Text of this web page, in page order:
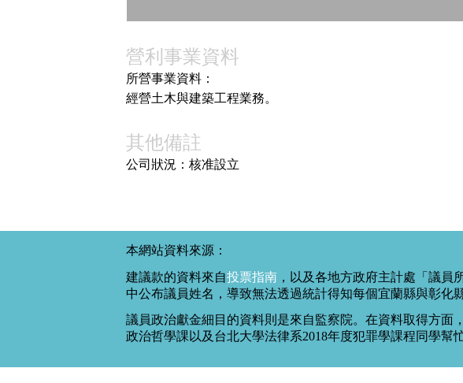
營利事業資料
所營事業資料：
經營土木與建築工程業務。
其他備註
公司狀況：核准設立
本網站資料來源：
建議款的資料來自投票指南 ，以及各地方政府主計處「議
中公布議員姓名，導致無法透過統計得知每個宜蘭縣與彰化
議員政治獻金細目的資料則是來自監察院。在資料取得方面
政治哲學課以及台北大學法律系2018年度犯罪學課程同學幫